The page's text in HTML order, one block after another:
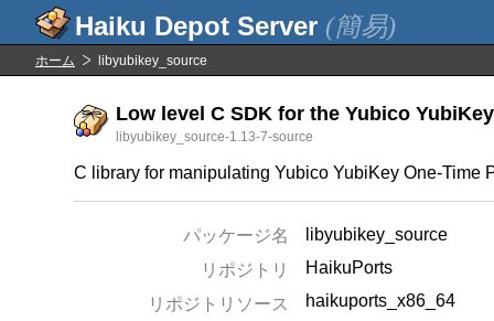
(簡易)
ホーム libyubikey_source
Low level C SDK for the Yubico
libyubikey_source-1.13-7-source
C library for manipulating Yubico YubiKey One-Time
パッケージ名
libyubikey_source
リポジトリ
HaikuPorts
リポジトリソース
haikuports_x86_64